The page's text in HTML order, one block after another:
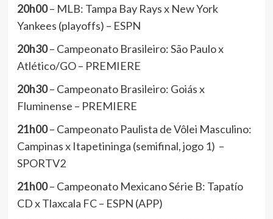
20h00– MLB: Tampa Bay Rays x New York
Yankees (playoffs) – ESPN
20h30– Campeonato Brasileiro: São Paulo x
Atlético/GO – PREMIERE
20h30– Campeonato Brasileiro: Goiás x
Fluminense – PREMIERE
21h00– Campeonato Paulista de Vôlei Masculino:
Campinas x Itapetininga (semifinal, jogo 1) –
SPORTV2
21h00– Campeonato Mexicano Série B: Tapatío
CD x Tlaxcala FC – ESPN (APP)